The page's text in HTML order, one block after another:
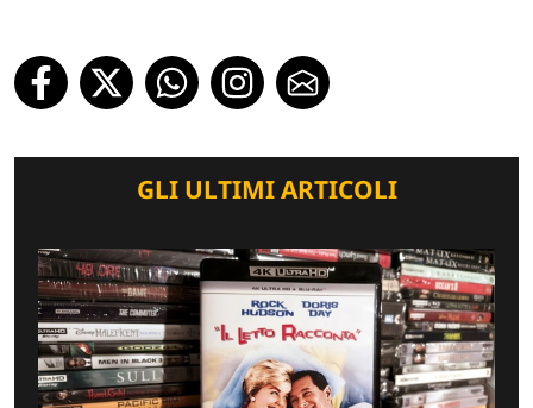
GLI ULTIMI ARTICOLI